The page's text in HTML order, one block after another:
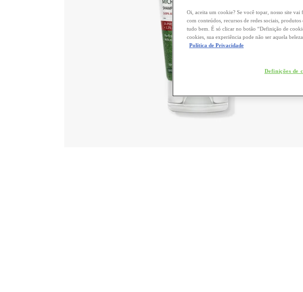
Oi, aceita um cookie? Se você topar, nosso site
com conteúdos, recursos de redes sociais,
tudo bem. É só clicar no botão “Definição de
cookies, sua experiência pode não ser aquela
Política de Privacidade
Definições de